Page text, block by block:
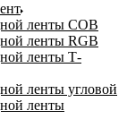
ленты COB
ленты RGB
ленты Т-
ленты угловой
ленты